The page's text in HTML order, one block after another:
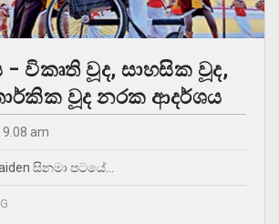
– විකෘති වූද, සාහසික වූද,
වූද නරක ආදර්ශය
9.08 am
සිනමා පටයේ…